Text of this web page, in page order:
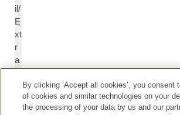
il/
E
xt
r
a
C
By clicking ‘Accept all cookies’, you consent
of cookies and similar technologies on your
the processing of your data by us and our